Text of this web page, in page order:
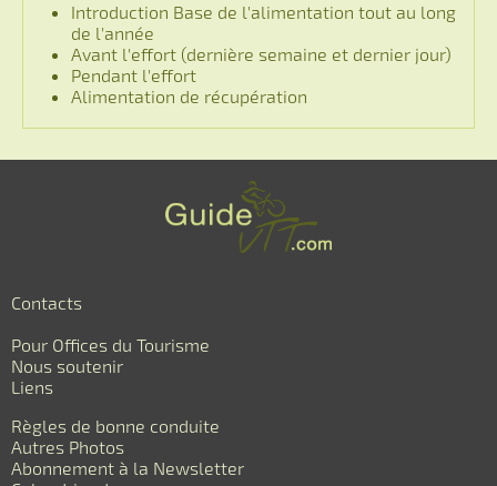
Introduction Base de l'alimentation tout au long
de l'année
Avant l'effort (dernière semaine et dernier jour)
Pendant l'effort
Alimentation de récupération
Contacts
Pour Offices du Tourisme
Nous soutenir
Liens
Règles de bonne conduite
Autres Photos
Abonnement à la Newsletter